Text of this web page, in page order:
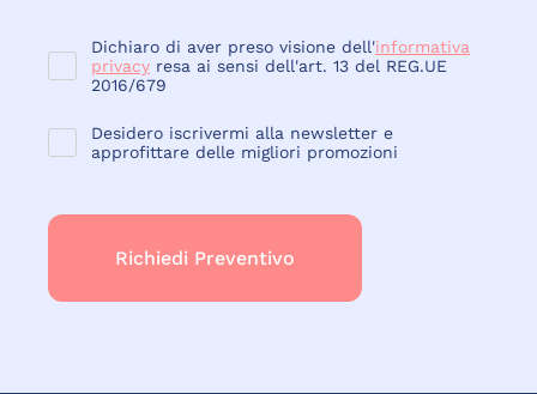
Dichiaro di aver preso visione dell'informativa
privacy resa ai sensi dell'art. 13 del REG.UE
2016/679
Desidero iscrivermi alla newsletter e
approfittare delle migliori promozioni